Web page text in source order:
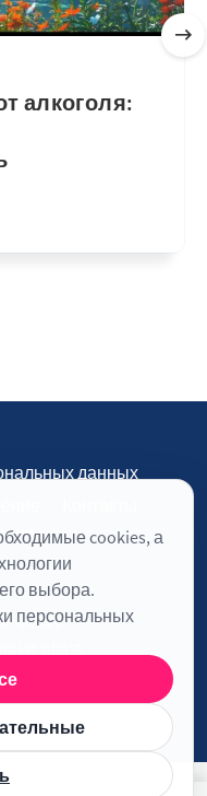
алкоголя:
cookies, а
выбора.
персональных
данных
© 2026
JavaScript